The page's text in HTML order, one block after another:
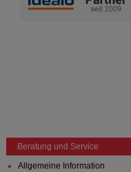
Beratung und Service
Allgemeine Information